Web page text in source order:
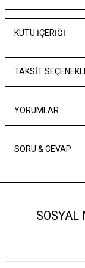
KUTU İÇERİĞİ
TAKSIT
YORUMLAR
SORU & CEVAP
SOSYAL